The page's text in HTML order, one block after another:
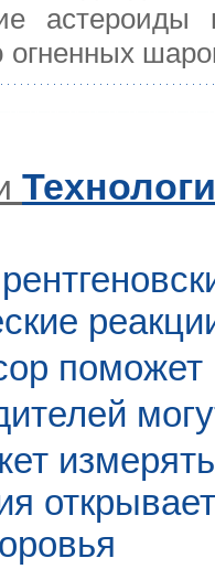
астероиды
огненных